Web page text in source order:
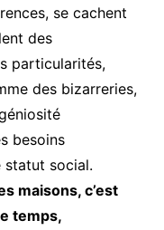
se cachent
des
particularités,
des bizarreries,
besoins
statut social.
maisons, c’est
temps,